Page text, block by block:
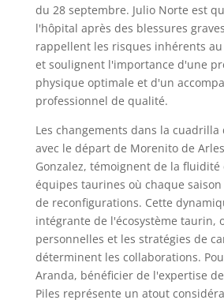
du 28 septembre. Julio Norte est
l'hôpital après des blessures
rappellent les risques inhérents
et soulignent l'importance d'une
physique optimale et d'un
professionnel de qualité.
Les changements dans la cuadrilla
avec le départ de Morenito de
Gonzalez, témoignent de la fluidité
équipes taurines où chaque
de reconfigurations. Cette
intégrante de l'écosystème taurin,
personnelles et les stratégies de
déterminent les collaborations.
Aranda, bénéficier de l'expertise de
Piles représente un atout